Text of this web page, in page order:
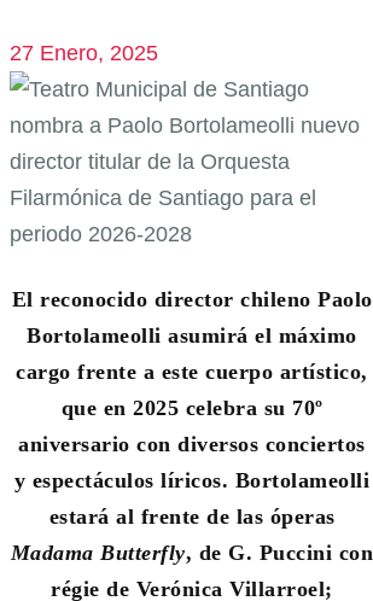
27 Enero, 2025
El reconocido director chileno Paolo
Bortolameolli asumirá el máximo
cargo frente a este cuerpo artístico,
que en 2025 celebra su 70º
aniversario con diversos conciertos
y espectáculos líricos. Bortolameolli
estaráal frente de las óperas
Madama Butterfly, de G. Puccini con
régie de Verónica Villarroel;